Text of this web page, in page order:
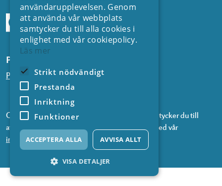
Prenumerera på våra nyhetsbrev
Prenumerera på nyheter från SVC
Genom att prenumerera på våra nyhetsbrev samtycker du till
att vi använder information om dig i enlighet med vår
integritetspolicy.
användarupplevelsen. Genom
att använda vår webbplats
samtycker du till alla cookies i
enlighet med vår cookiepolicy.
Läs mer
Strikt nödvändigt
Prestanda
Inriktning
Funktioner
ACCEPTERA ALLA AVVISA ALLT
VISA DETALJER